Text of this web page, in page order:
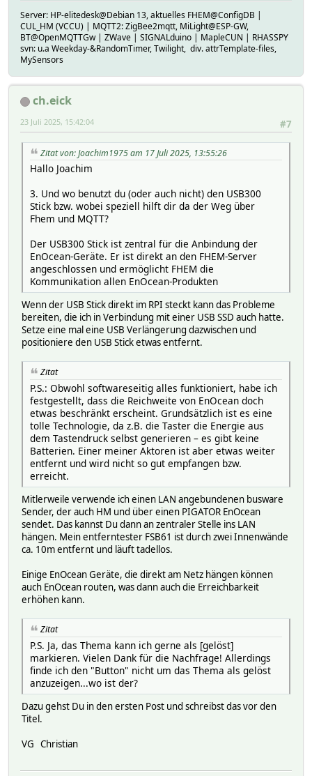
Server: HP-elitedesk@Debian 13, aktuelles FHEM@ConfigDB |
CUL_HM (VCCU) | MQTT2: ZigBee2mqtt, MiLight@ESP-GW,
BT@OpenMQTTGw | ZWave | SIGNALduino | MapleCUN | RHASSPY
svn: u.a Weekday-&RandomTimer, Twilight, div. attrTemplate-files,
MySensors
ch.eick
#7
23 Juli 2025, 15:42:04
Zitat von: Joachim1975 am 17 Juli 2025, 13:55:26
Hallo Joachim
3. Und wo benutzt du (oder auch nicht) den USB300
Stick bzw. wobei speziell hilft dir da der Weg über
Fhem und MQTT?
Der USB300 Stick ist zentral für die Anbindung der
EnOcean-Geräte. Er ist direkt an den FHEM-Server
angeschlossen und ermöglicht FHEM die
Kommunikation allen EnOcean-Produkten
Wenn der USB Stick direkt im RPI steckt kann das Probleme
bereiten, die ich in Verbindung mit einer USB SSD auch hatte.
Setze eine mal eine USB Verlängerung dazwischen und
positioniere den USB Stick etwas entfernt.
Zitat
P.S.: Obwohl softwareseitig alles funktioniert, habe ich
festgestellt, dass die Reichweite von EnOcean doch
etwas beschränkt erscheint. Grundsätzlich ist es eine
tolle Technologie, da z.B. die Taster die Energie aus
dem Tastendruck selbst generieren – es gibt keine
Batterien. Einer meiner Aktoren ist aber etwas weiter
entfernt und wird nicht so gut empfangen bzw.
erreicht.
Mitlerweile verwende ich einen LAN angebundenen busware
Sender, der auch HM und über einen PIGATOR EnOcean
sendet. Das kannst Du dann an zentraler Stelle ins LAN
hängen. Mein entferntester FSB61 ist durch zwei Innenwände
ca. 10m entfernt und läuft tadellos.
Einige EnOcean Geräte, die direkt am Netz hängen können
auch EnOcean routen, was dann auch die Erreichbarkeit
erhöhen kann.
Zitat
P.S. Ja, das Thema kann ich gerne als [gelöst]
markieren. Vielen Dank für die Nachfrage! Allerdings
finde ich den "Button" nicht um das Thema als gelöst
anzuzeigen...wo ist der?
Dazu gehst Du in den ersten Post und schreibst das vor den
Titel.
VG Christian